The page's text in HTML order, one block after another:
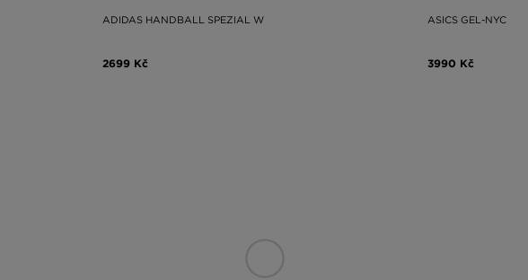
ADIDAS HANDBALL SPEZIAL W
2699 Kč
ASICS GEL-NYC
3990 Kč